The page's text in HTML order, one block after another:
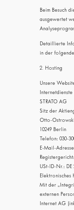
Beim Besuch
ausgewertet
Detaillierte
in der
2. Hosting
Unsere
STRATO AG
Sitz der
Otto-
10249 Berlin
Telefon: 030-
E-Mail-
USt-ID-Nr.: DE
Elektronisches
Mit der
externen
Internet AG